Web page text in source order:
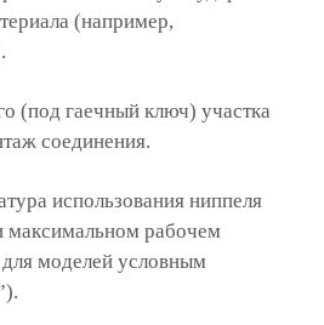
(например,
(под гаечный ключ) участка
соединения.
использования ниппеля
максимальном рабочем
моделей условным